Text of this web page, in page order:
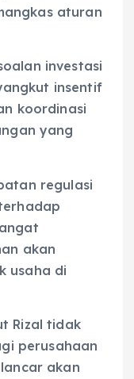
aturan
investasi
insentif
koordinasi
yang
regulasi
akan
usaha di
Rizal tidak
perusahaan
akan